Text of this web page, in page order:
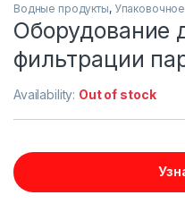
Водные продукты,
Оборудование
фильтрации
Availability: Out of stock